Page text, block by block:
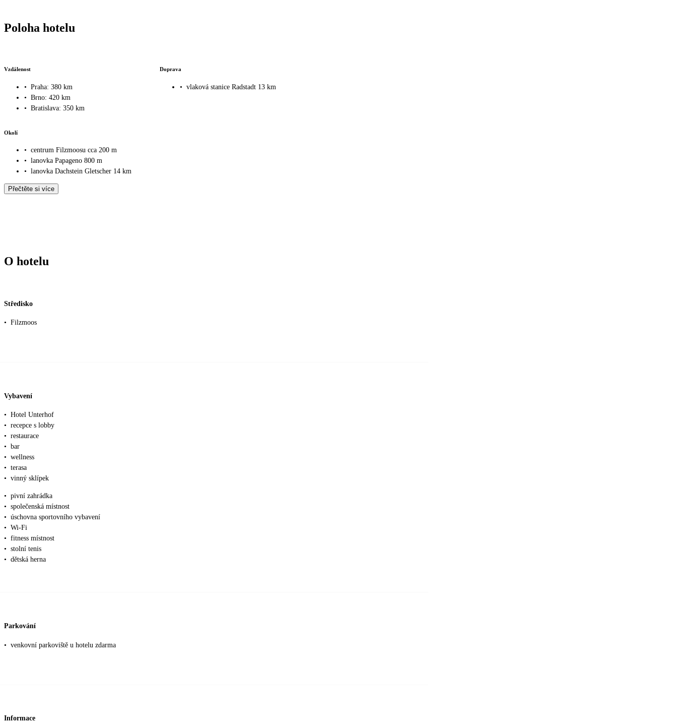
Poloha hotelu
Vzdálenost
• Praha: 380 km
• Brno: 420 km
• Bratislava: 350 km
Doprava
• vlaková stanice Radstadt 13 km
Okolí
• centrum Filzmoosu cca 200 m
• lanovka Papageno 800 m
• lanovka Dachstein Gletscher 14 km
Přečtěte si více
O hotelu
Středisko
• Filzmoos
Vybavení
• Hotel Unterhof
• recepce s lobby
• restaurace
• bar
• wellness
• terasa
• vinný sklípek
• pivní zahrádka
• společenská místnost
• úschovna sportovního vybavení
• Wi-Fi
• fitness místnost
• stolní tenis
• dětská herna
Parkování
• venkovní parkoviště u hotelu zdarma
Informace